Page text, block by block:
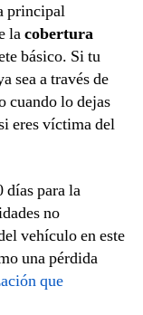
principal
lacobertura
básico. Si tu
sea a través de
cuando lo dejas
eres víctima del
para la
no
vehículo en este
una pérdida
que